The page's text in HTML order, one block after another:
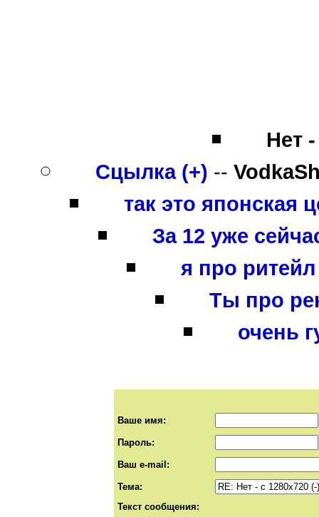
Нет
Сцылка (+) --
так это японская
За 12 уже
я про ритейл
Ты про
очень
Ваше имя:
Пароль:
Ваш e-mail:
Тема:
Текст сообщения: